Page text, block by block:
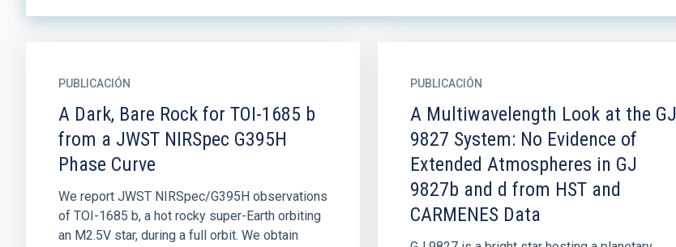
PUBLICACIÓN
A Dark, Bare Rock for TOI-1685 b
from a JWST NIRSpec G395H
Phase Curve
We report JWST NIRSpec/G395H observations
of TOI-1685 b, a hot rocky super-Earth orbiting
an M2.5V star, during a full orbit. We obtain
PUBLICACIÓN
A Multiwavelength Look at the GJ
9827 System: No Evidence of
Extended Atmospheres in GJ
9827b and d from HST and
CARMENES Data